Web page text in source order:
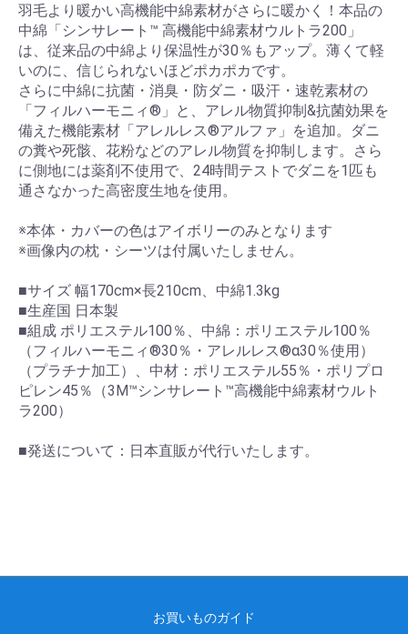
羽毛より暖かい高機能中綿素材がさらに暖かく！本品の
中綿「シンサレート™ 高機能中綿素材ウルトラ200」
は、従来品の中綿より保温性が30％もアップ。薄くて軽
いのに、信じられないほどポカポカです。
さらに中綿に抗菌・消臭・防ダニ・吸汗・速乾素材の
「フィルハーモニィ®」と、アレル物質抑制&抗菌効果を
備えた機能素材「アレルレス®アルファ」を追加。ダニ
の糞や死骸、花粉などのアレル物質を抑制します。さら
に側地には薬剤不使用で、24時間テストでダニを1匹も
通さなかった高密度生地を使用。
※本体・カバーの色はアイボリーのみとなります
※画像内の枕・シーツは付属いたしません。
■サイズ 幅170cm×長210cm、中綿1.3kg
■生産国 日本製
■組成 ポリエステル100％、中綿：ポリエステル100％
（フィルハーモニィ®30％・アレルレス®α30％使用）
（プラチナ加工）、中材：ポリエステル55％・ポリプロ
ピレン45％（3M™シンサレート™高機能中綿素材ウルト
ラ200）
■発送について：日本直販が代行いたします。
お買いものガイド